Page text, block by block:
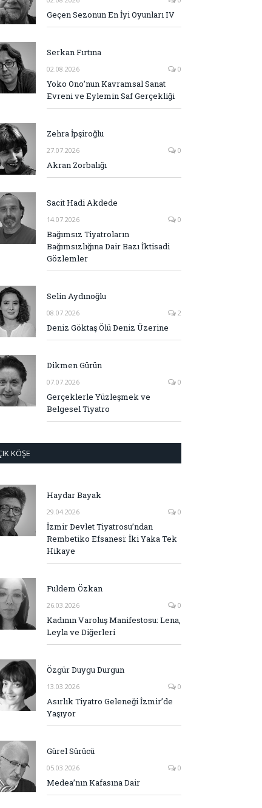
Geçen Sezonun En İyi Oyunları IV
Serkan Fırtına
02.08.2026 0
Yoko Ono’nun Kavramsal Sanat
Evreni ve Eylemin Saf Gerçekliği
Zehra İpşiroğlu
27.07.2026 0
Akran Zorbalığı
Sacit Hadi Akdede
14.07.2026 0
Bağımsız Tiyatroların
Bağımsızlığına Dair Bazı İktisadi
Gözlemler
Selin Aydınoğlu
08.07.2026 2
Deniz Göktaş Ölü Deniz Üzerine
Dikmen Gürün
07.07.2026 0
Gerçeklerle Yüzleşmek ve
Belgesel Tiyatro
KÖŞE
Haydar Bayak
29.04.2026 0
İzmir Devlet Tiyatrosu’ndan
Rembetiko Efsanesi: İki Yaka Tek
Hikaye
Fuldem Özkan
26.03.2026 0
Kadının Varoluş Manifestosu: Lena,
Leyla ve Diğerleri
Özgür Duygu Durgun
13.03.2026 0
Asırlık Tiyatro Geleneği İzmir’de
Yaşıyor
Gürel Sürücü
05.03.2026 0
Medea’nın Kafasına Dair